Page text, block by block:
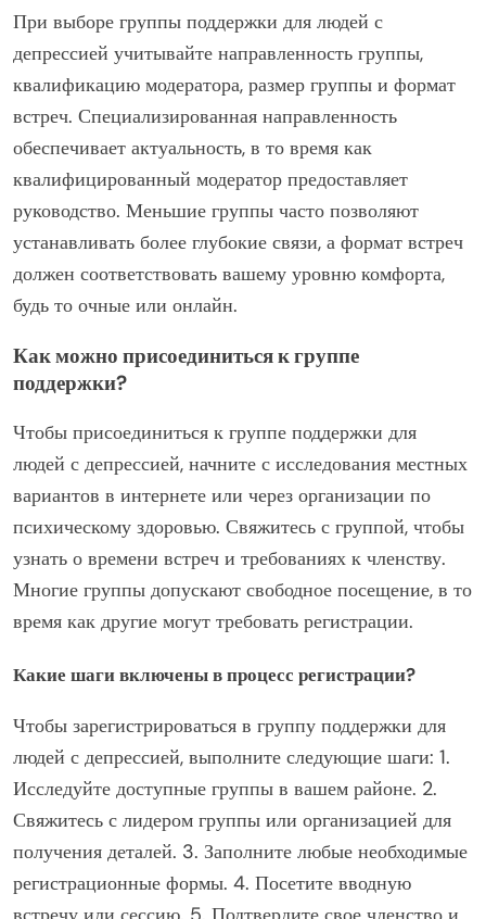
Как найти группу поддержки для
людей с депрессией?
Чтобы найти группу поддержки для людей с
депрессией, начните с поиска в интернете или
обращения в местные организации по психическому
здоровью. Многие сообщества предлагают ресурсы
для связи людей с группами, адаптированными к их
потребностям. Кроме того, платформы, такие как
Meetup или социальные сети, могут помочь найти
Что следует учитывать при выборе группы
При выборе группы поддержки для людей с
депрессией учитывайте направленность группы,
квалификацию модератора, размер группы и формат
встреч. Специализированная направленность
обеспечивает актуальность, в то время как
квалифицированный модератор предоставляет
устанавливать более глубокие связи, а формат встреч
должен соответствовать вашему уровню комфорта,
будь то очные или онлайн.
Как можно присоединиться к группе
поддержки?
Чтобы присоединиться к группе поддержки для
людей с депрессией, начните с исследования местных